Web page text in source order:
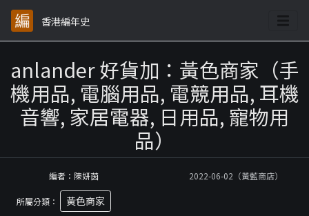
香港編年史
anlander 好貨加：黃色商家（手
機用品, 電腦用品, 電競用品, 耳機
音響, 家居電器, 日用品, 寵物用
品）
編者：陳妍茵 2022-06-02（黃藍商店）
所屬分類： 黃色商家